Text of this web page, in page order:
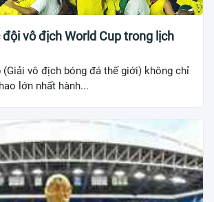
vô địch World Cup trong lịch
(Giải vô địch bóng đá thế giới) không chỉ
lớn nhất hành...